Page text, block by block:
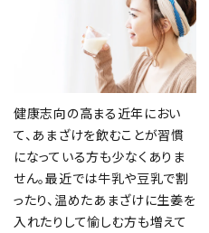
健康志向の高まる近年におい
て、あまざけを飲むことが習慣
になっている方も少なくありま
せん。最近では牛乳や豆乳で割
ったり、温めたあまざけに生姜を
入れたりして愉しむ方も増えて